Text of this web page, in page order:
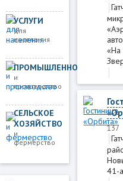
УСЛУГИ
для
населения
ПРОМЫШЛЕННОСТЬ
и
производство
СЕЛЬСКОЕ
ХОЗЯЙСТВО
и
фермерство
«На
137
41-а